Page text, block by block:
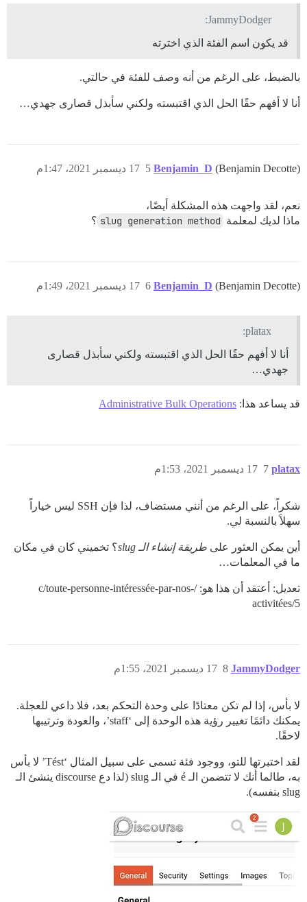
JammyDodger:
قد يكون اسم الفئة الذي اخترته
بالضبط، على الرغم من أنه وصف للفئة في حالتي.
أنا لا أفهم حقًا الحل الذي اقتبسته ولكني سأبذل قصارى جهدي…
Benjamin_D (Benjamin Decotte) 17 ديسمبر 2021، 1:47م 5
نعم، لقد واجهت هذه المشكلة أيضًا،
ماذا لديك لمعلمة slug generation method ؟
Benjamin_D (Benjamin Decotte) 17 ديسمبر 2021، 1:49م 6
platax:
أنا لا أفهم حقًا الحل الذي اقتبسته ولكني سأبذل قصارى
جهدي…
قد يساعد هذا: Administrative Bulk Operations
platax 17 ديسمبر 2021، 1:53م 7
شكراً، على الرغم من أنني مستضاف، لذا فإن SSH ليس خياراً
سهلاً بالنسبة لي.
أين يمكن العثور على طريقة إنشاء الـ slug
؟ تخميني كان في مكان
ما في المعلمات…
تعديل: أعتقد أن هذا هو: /c/toute-personne-intéressée-par-nos-
activitées/5
JammyDodger 17 ديسمبر 2021، 1:55م 8
لا بأس، إذا لم تكن معتادًا على وحدة التحكم بعد، فلا داعي للعجلة.
يمكنك دائمًا تغيير رؤية هذه الوحدة إلى ‘staff’، والعودة وترتيبها
لاحقًا.
لقد اختبرتها للتو، ووجود فئة تسمى على سبيل المثال ‘Tést’ لا بأس
به، طالما أنك لا تتضمن الـ é في الـ slug (لذا دع discourse ينشئ الـ
slug بنفسه).